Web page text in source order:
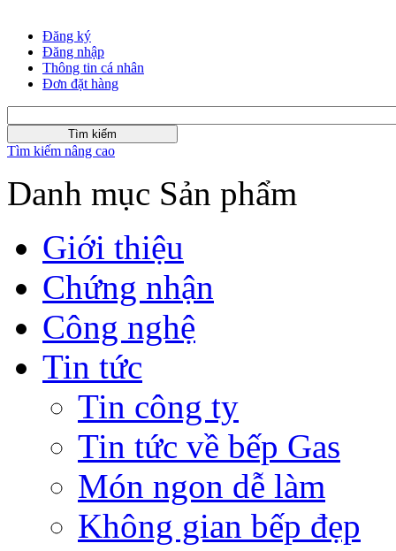
Đăng ký
Đăng nhập
Thông tin cá nhân
Đơn đặt hàng
Tìm kiếm nâng cao
Danh mục Sản phẩm
Giới thiệu
Chứng nhận
Công nghệ
Tin tức
Tin công ty
Tin tức về bếp Gas
Món ngon dễ làm
Không gian bếp đẹp